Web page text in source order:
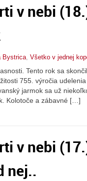
v nebi
Bystrica, Všetko v jednej
Tento rok sa
755. výročia
jarmok sa už
Kolotoče a zábavné […]
v nebi
nej..